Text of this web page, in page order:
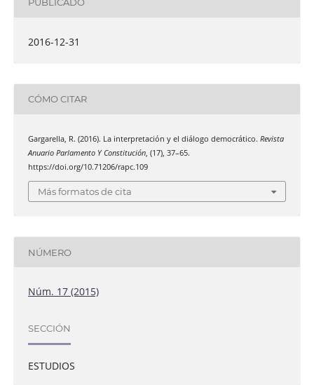
2016-12-31
CÓMO CITAR
Gargarella, R. (2016). La interpretación y el diálogo democrático. Revista
Anuario Parlamento Y Constitución, (17), 37–65.
https://doi.org/10.71206/rapc.109
Más formatos de cita
NÚMERO
Núm. 17 (2015)
SECCIÓN
ESTUDIOS